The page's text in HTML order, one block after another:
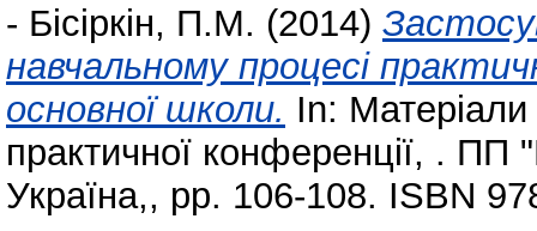
- Бісіркін, П.М. (2014)
навчальному процесі
основної школи. In:
практичної конференції, .
Україна,, pp. 106-108. ISBN